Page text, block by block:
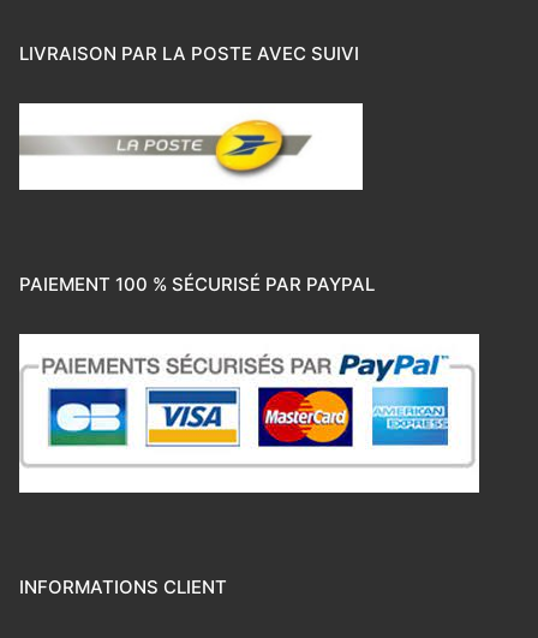
LIVRAISON PAR LA POSTE AVEC SUIVI
PAIEMENT 100 % SÉCURISÉ PAR PAYPAL
INFORMATIONS CLIENT